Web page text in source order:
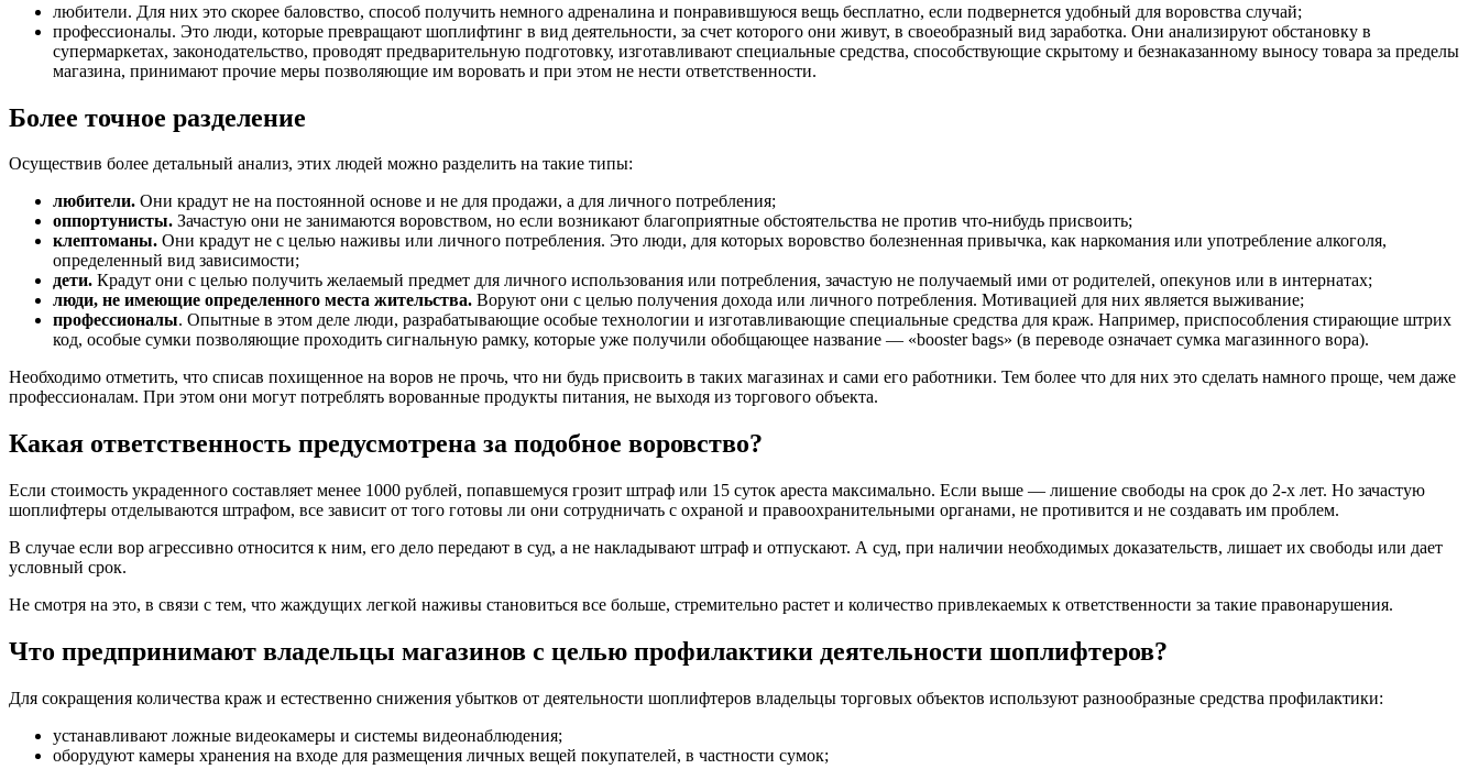
любители. Для них это скорее баловство, способ получить немного адреналина и понравившуюся вещь бесплатно, если подвернется удобный для воровства случай;
профессионалы. Это люди, которые превращают шоплифтинг в вид деятельности, за счет которого они живут, в своеобразный вид заработка. Они анализируют обстановку в
супермаркетах, законодательство, проводят предварительную подготовку, изготавливают специальные средства, способствующие скрытому и безнаказанному выносу товара за пределы
магазина, принимают прочие меры позволяющие им воровать и при этом не нести ответственности.
Более точное разделение
Осуществив более детальный анализ, этих людей можно разделить на такие типы:
любители. Они крадут не на постоянной основе и не для продажи, а для личного потребления;
оппортунисты. Зачастую они не занимаются воровством, но если возникают благоприятные обстоятельства не против что-нибудь присвоить;
клептоманы. Они крадут не с целью наживы или личного потребления. Это люди, для которых воровство болезненная привычка, как наркомания или употребление алкоголя,
определенный вид зависимости;
дети. Крадут они с целью получить желаемый предмет для личного использования или потребления, зачастую не получаемый ими от родителей, опекунов или в интернатах;
люди, не имеющие определенного места жительства. Воруют они с целью получения дохода или личного потребления. Мотивацией для них является выживание;
профессионалы. Опытные в этом деле люди, разрабатывающие особые технологии и изготавливающие специальные средства для краж. Например, приспособления стирающие штрих
код, особые сумки позволяющие проходить сигнальную рамку, которые уже получили обобщающее название — «booster bags» (в переводе означает сумка магазинного вора).
Необходимо отметить, что списав похищенное на воров не прочь, что ни будь присвоить в таких магазинах и сами его работники. Тем более что для них это сделать намного проще, чем даже
профессионалам. При этом они могут потреблять ворованные продукты питания, не выходя из торгового объекта.
Какая ответственность предусмотрена за подобное воровство?
Если стоимость украденного составляет менее 1000 рублей, попавшемуся грозит штраф или 15 суток ареста максимально. Если выше — лишение свободы на срок до 2-х лет. Но зачастую
шоплифтеры отделываются штрафом, все зависит от того готовы ли они сотрудничать с охраной и правоохранительными органами, не противится и не создавать им проблем.
В случае если вор агрессивно относится к ним, его дело передают в суд, а не накладывают штраф и отпускают. А суд, при наличии необходимых доказательств, лишает их свободы или дает
условный срок.
Не смотря на это, в связи с тем, что жаждущих легкой наживы становиться все больше, стремительно растет и количество привлекаемых к ответственности за такие правонарушения.
Что предпринимают владельцы магазинов с целью профилактики деятельности шоплифтеров?
Для сокращения количества краж и естественно снижения убытков от деятельности шоплифтеров владельцы торговых объектов используют разнообразные средства профилактики:
устанавливают ложные видеокамеры и системы видеонаблюдения;
оборудуют камеры хранения на входе для размещения личных вещей покупателей, в частности сумок;